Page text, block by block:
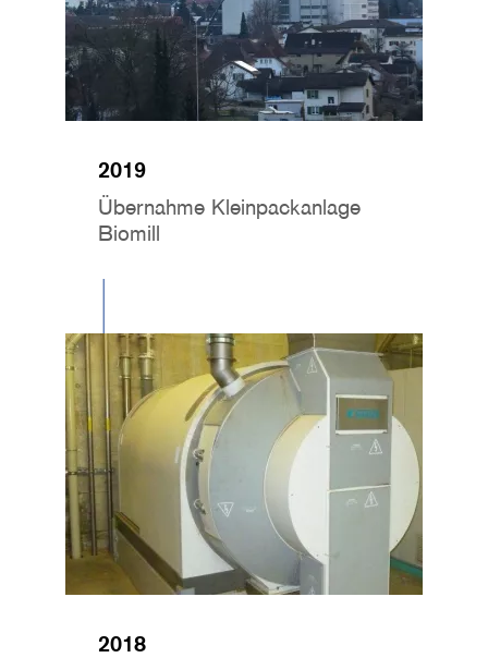
2019
Übernahme Kleinpackanlage
Biomill
Image
2018